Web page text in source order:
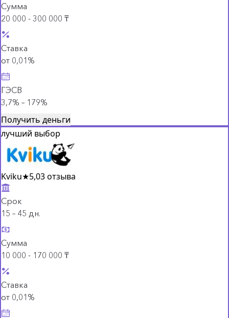
Сумма
20 000 - 300 000 ₸
Ставка
от 0,01%
ГЭСВ
3,7% – 179%
Получить деньги
лучший выбор
Kviku★5,03 отзыва
Срок
15 – 45 дн.
Сумма
10 000 - 170 000 ₸
Ставка
от 0,01%